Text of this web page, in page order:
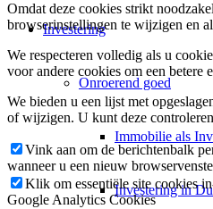
Investering
Onroerend goed
Immobilie als
Investering in
Omdat deze cookies strikt
browserinstellingen te wijzigen en
We respecteren volledig als u
voor andere cookies om een
We bieden u een lijst met
of wijzigen. U kunt deze
Vink aan om de berichtenbalk
wanneer u een nieuw
Klik om essentiële site cookies
Google Analytics Cookies